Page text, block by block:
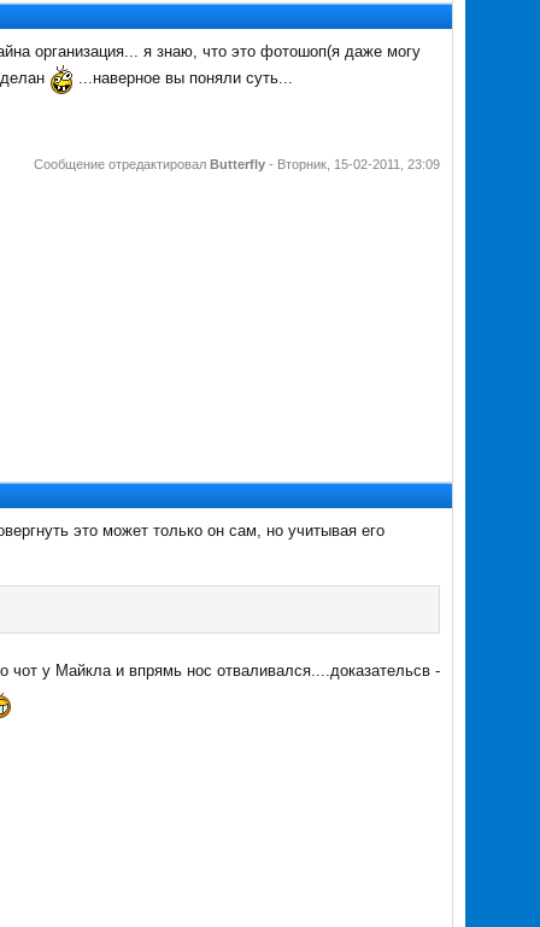
организация... я знаю, что это фотошоп(я даже могу
...наверное вы поняли суть...
Сообщение отредактировал Butterfly - Вторник, 15-02-2011, 23:09
это может только он сам, но учитывая его
у Майкла и впрямь нос отваливался....доказательсв -